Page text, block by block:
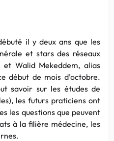
il y deux ans que les
et stars des réseaux
Walid Mekeddem, alias
début de mois d’octobre.
savoir sur les études de
les futurs praticiens ont
les questions que peuvent
à la filière médecine, les